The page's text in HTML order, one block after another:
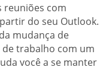
reuniões com
do seu Outlook.
mudança de
trabalho com um
você a se manter